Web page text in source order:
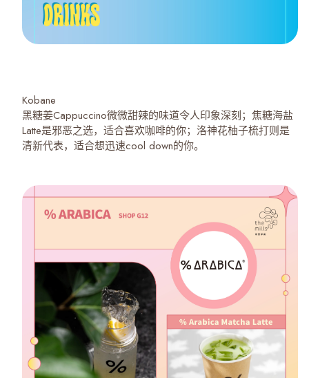
Kobane
黑糖姜Cappuccino微微甜辣的味道令人印象深刻；焦糖海盐
Latte是邪恶之选，适合喜欢咖啡的你；洛神花柚子梳打则是
清新代表，适合想迅速cool down的你。